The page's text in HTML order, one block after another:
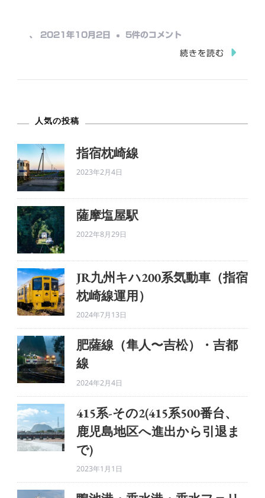
中…
、 2021年10月2日 谷
5件のコメント
続きを読む
人気の投稿
指宿枕崎線
2023年2月4日
薩摩塩屋駅
2022年8月29日
JR九州キハ200系気動車（指宿
枕崎線運用）
2024年7月13日
肥薩線（隼人〜吉松）・吉都
線
2024年2月4日
415系-その2(415系500番台、
鹿児島地区へ進出から引退ま
で)
2023年1月1日